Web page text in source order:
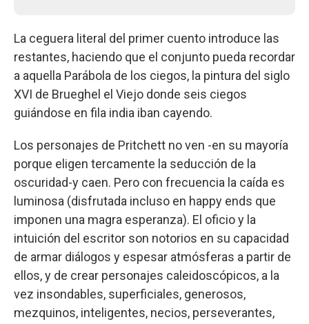
La ceguera literal del primer cuento introduce las
restantes, haciendo que el conjunto pueda recordar
a aquella Parábola de los ciegos, la pintura del siglo
XVI de Brueghel el Viejo donde seis ciegos
guiándose en fila india iban cayendo.
Los personajes de Pritchett no ven -en su mayoría
porque eligen tercamente la seducción de la
oscuridad-y caen. Pero con frecuencia la caída es
luminosa (disfrutada incluso en happy ends que
imponen una magra esperanza). El oficio y la
intuición del escritor son notorios en su capacidad
de armar diálogos y espesar atmósferas a partir de
ellos, y de crear personajes caleidoscópicos, a la
vez insondables, superficiales, generosos,
mezquinos, inteligentes, necios, perseverantes,